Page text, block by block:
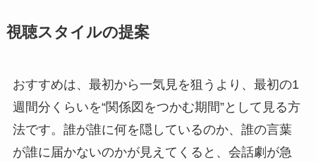
視聴スタイルの提案
おすすめは、最初から一気見を狙うより、最初の1
週間分くらいを“関係図をつかむ期間”として見る方
法です。誰が誰に何を隠しているのか、誰の言葉
が誰に届かないのかが見えてくると、会話劇が急